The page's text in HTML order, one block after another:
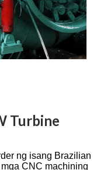
Turbine
ng isang Brazilian
CNC machining